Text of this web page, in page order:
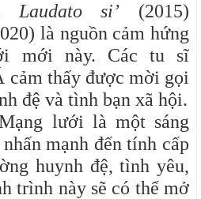
Laudato si’ (2015)
là nguồn cảm hứng
mới này. Các tu sĩ
cảm thấy được mời gọi
đệ và tình bạn xã hội.
lưới là một sáng
mạnh đến tính cấp
huynh đệ, tình yêu,
trình này sẽ có thể mở